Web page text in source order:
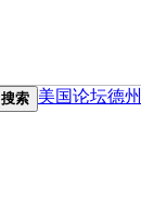
搜索 美国论坛德